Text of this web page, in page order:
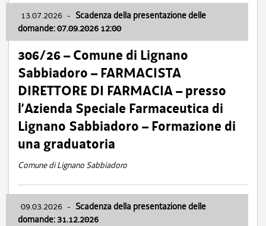
13.07.2026 - Scadenza della presentazione delle
domande: 07.09.2026 12:00
306/26 – Comune di Lignano
Sabbiadoro – FARMACISTA
DIRETTORE DI FARMACIA – presso
l’Azienda Speciale Farmaceutica di
Lignano Sabbiadoro – Formazione di
una graduatoria
Comune di Lignano Sabbiadoro
09.03.2026 - Scadenza della presentazione delle
domande: 31.12.2026